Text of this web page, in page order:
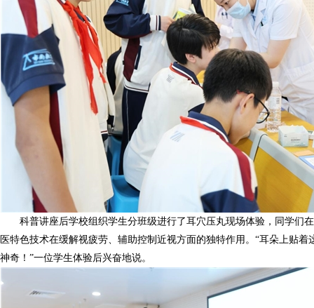
科普讲座后学校组织学生分班级进行了耳穴压丸现场体验，同学们
医特色技术在缓解视疲劳、辅助控制近视方面的独特作用。“耳朵上贴
神奇！”一位学生体验后兴奋地说。